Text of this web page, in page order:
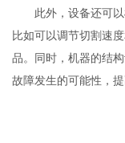
此外，设备还可以
比如可以调节切割速
品。同时，机器的结
故障发生的可能性，